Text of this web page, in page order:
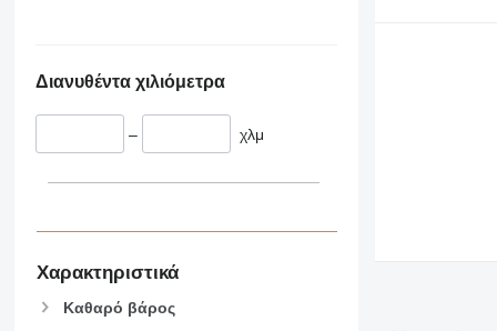
365
416
426
430
Διανυθέντα χιλιόμετρα
– χλμ
Χαρακτηριστικά
Καθαρό βάρος